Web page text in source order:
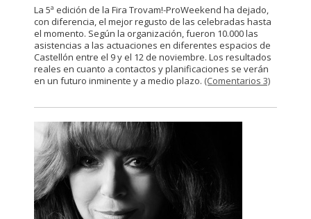
La 5ª edición de la Fira Trovam!-ProWeekend ha dejado,
con diferencia, el mejor regusto de las celebradas hasta
el momento. Según la organización, fueron 10.000 las
asistencias a las actuaciones en diferentes espacios de
Castellón entre el 9 y el 12 de noviembre. Los resultados
reales en cuanto a contactos y planificaciones se verán
en un futuro inminente y a medio plazo. (Comentarios 3)